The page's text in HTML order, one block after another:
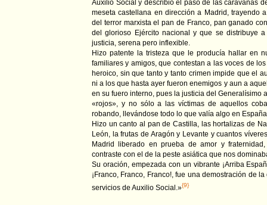
Auxilio Social y describió el paso de las caravanas
meseta castellana en dirección a Madrid, trayendo
del terror marxista el pan de Franco, pan ganado
del glorioso Ejército nacional y que se distribuye
justicia, serena pero inflexible.
Hizo patente la tristeza que le producía hallar en
familiares y amigos, que contestan a las voces de
heroico, sin que tanto y tanto crimen impide que el
ni a los que hasta ayer fueron enemigos y aun a
en su fuero interno, pues la justicia del Generalísimo
«rojos», y no sólo a las víctimas de aquellos
robando, llevándose todo lo que valía algo en
Hizo un canto al pan de Castilla, las hortalizas de
León, la frutas de Aragón y Levante y cuantos
Madrid liberado en prueba de amor y
contraste con el de la peste asiática que nos
Su oración, empezada con un vibrante ¡Arriba
¡Franco, Franco, Franco!, fue una demostración de
servicios de Auxilio Social.»{9}